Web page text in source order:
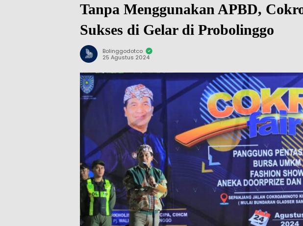
Tanpa Menggunakan APBD,
Sukses di Gelar di Probolinggo
Bolinggodotco
25 Agustus 2024